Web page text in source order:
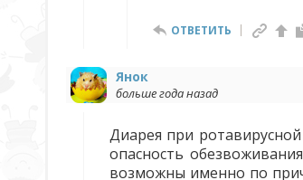
ОТВЕТИТЬ
Янок
больше года назад
Диарея при
опасность
возможны именно по